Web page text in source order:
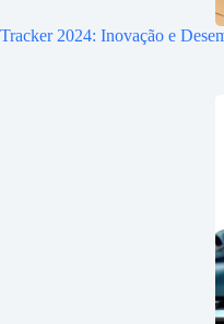
Tracker 2024: Inovação e